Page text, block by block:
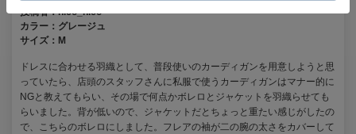
投稿者：nico_nico
カラー： グレージュ
サイズ： M
ドレスに合わせる羽織として、普段使いのカーディガンを用意しようと思
っていたら、店頭のスタッフさんに私服で使うカーディガンはマナー的に
NGと教えてもらい、その場で何点かボレロとジャケットを羽織らせても
らいました。背が低いので、ジャケットだとちょっと重たい感じがしたの
で、こちらのボレロにしました。フレアの袖が二の腕の太さをカバーして